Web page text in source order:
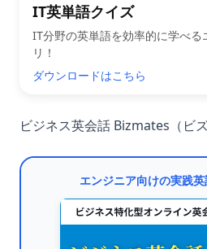
IT英単語クイズ
IT分野の英単語を効率的に学べ
リ！
ダウンロードはこちら
ビジネス英会話 Bizmates（ビズ
エンジニア向けの実践